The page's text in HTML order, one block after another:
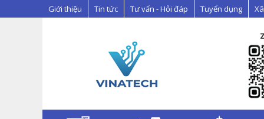
Giới thiệu Tin tức Tư vấn - Hỏi đáp Tuyển dụng